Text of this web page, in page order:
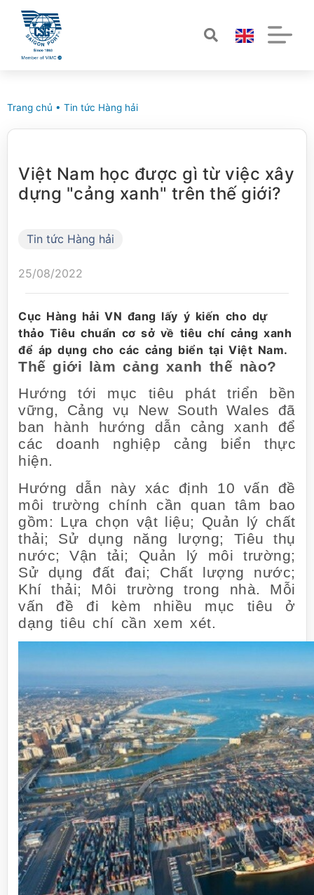
Trang chủ • Tin tức Hàng hải
Việt Nam học được gì từ việc xây
dựng "cảng xanh" trên thế giới?
Tin tức Hàng hải
25/08/2022
Cục Hàng hải VN đang lấy ý kiến cho dự
thảo Tiêu chuẩn cơ sở về tiêu chí cảng xanh
để áp dụng cho các cảng biển tại Việt Nam.
Thế giới làm cảng xanh thế nào?
Hướng tới mục tiêu phát triển bền
vững, Cảng vụ New South Wales đã
ban hành hướng dẫn cảng xanh để
các doanh nghiệp cảng biển thực
hiện.
Hướng dẫn này xác định 10 vấn đề
môi trường chính cần quan tâm bao
gồm: Lựa chọn vật liệu; Quản lý chất
thải; Sử dụng năng lượng; Tiêu thụ
nước; Vận tải; Quản lý môi trường;
Sử dụng đất đai; Chất lượng nước;
Khí thải; Môi trường trong nhà. Mỗi
vấn đề đi kèm nhiều mục tiêu ở
dạng tiêu chí cần xem xét.